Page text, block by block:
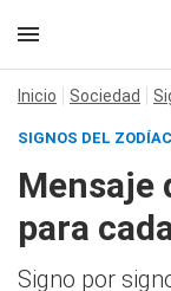
Inicio Sociedad
SIGNOS DEL
Mensaje
para
Signo por